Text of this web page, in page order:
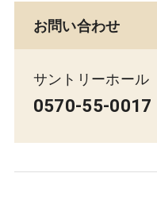
お問い合わせ
サントリーホール
0570-55-0017